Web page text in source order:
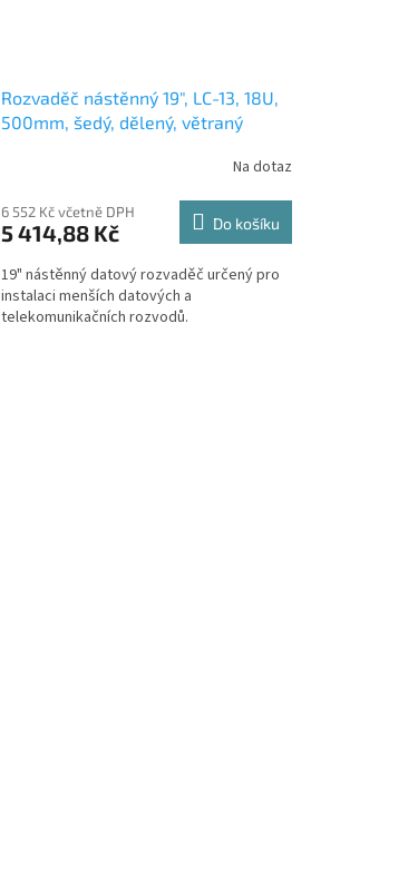
Rozvaděč nástěnný 19", LC-13, 18U,
500mm, šedý, dělený, větraný
Na dotaz
6 552 Kč včetně DPH
5 414,88 Kč Do košíku
19" nástěnný datový rozvaděč určený pro
instalaci menších datových a
telekomunikačních rozvodů.